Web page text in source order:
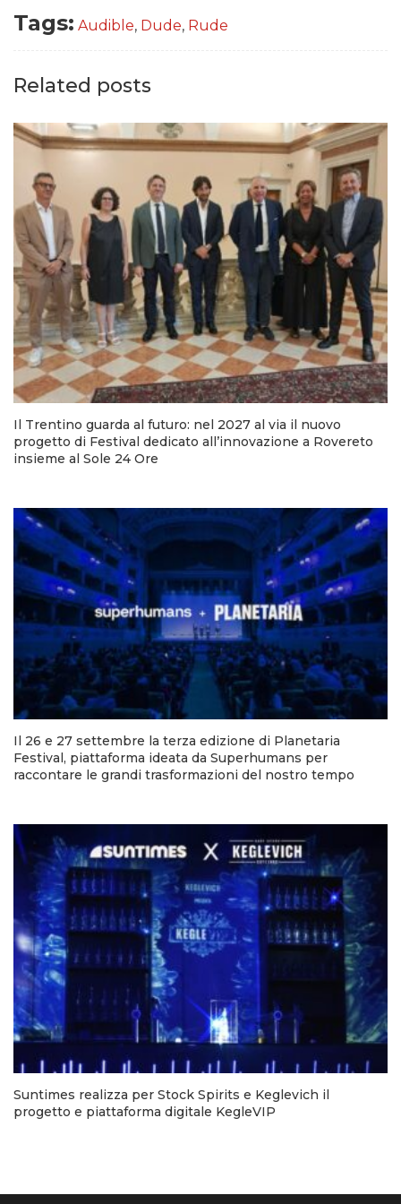
Tags: Audible, Dude, Rude
Related posts
Il Trentino guarda al futuro: nel 2027 al via il nuovo
progetto di Festival dedicato all’innovazione a Rovereto
insieme al Sole 24 Ore
Il 26 e 27 settembre la terza edizione di Planetaria
Festival, piattaforma ideata da Superhumans per
raccontare le grandi trasformazioni del nostro tempo
Suntimes realizza per Stock Spirits e Keglevich il
progetto e piattaforma digitale KegleVIP